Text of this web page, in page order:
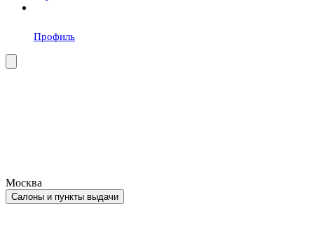
Профиль
Москва
Салоны и пункты выдачи